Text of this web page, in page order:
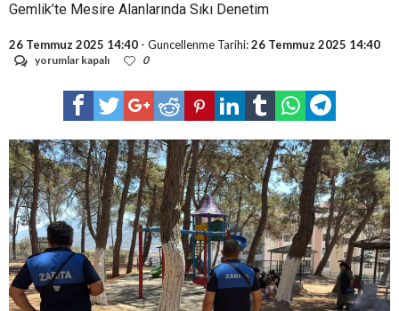
Gemlik’te Mesire Alanlarında Sıkı Denetim
26 Temmuz 2025 14:40 - Guncellenme Tarihi:26 Temmuz 2025 14:40
Gemlik’te
Alanlarında
yorumlar kapalı 0